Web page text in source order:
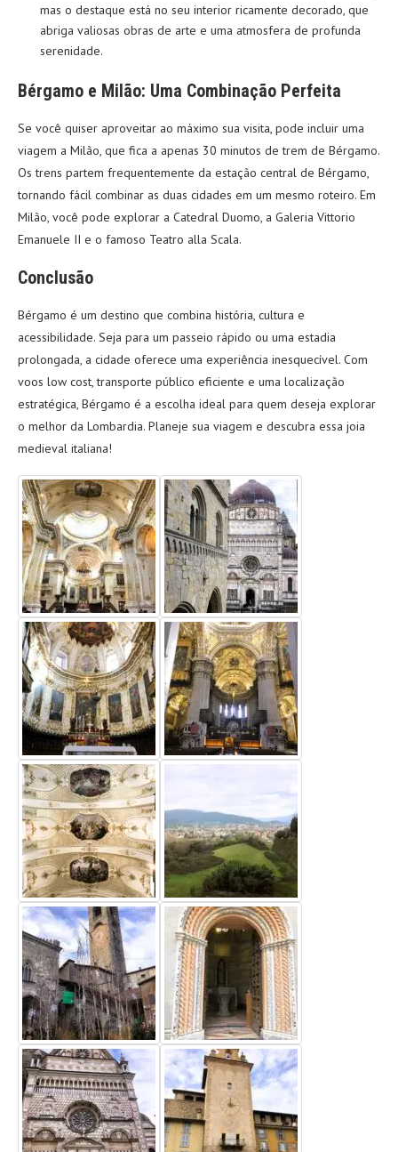
mas o destaque está no seu interior ricamente decorado, que
abriga valiosas obras de arte e uma atmosfera de profunda
serenidade.
Bérgamo e Milão: Uma Combinação Perfeita
Se você quiser aproveitar ao máximo sua visita, pode incluir uma
viagem a Milão, que fica a apenas 30 minutos de trem de Bérgamo.
Os trens partem frequentemente da estação central de Bérgamo,
tornando fácil combinar as duas cidades em um mesmo roteiro. Em
Milão, você pode explorar a Catedral Duomo, a Galeria Vittorio
Emanuele II e o famoso Teatro alla Scala.
Conclusão
Bérgamo é um destino que combina história, cultura e
acessibilidade. Seja para um passeio rápido ou uma estadia
prolongada, a cidade oferece uma experiência inesquecível. Com
voos low cost, transporte público eficiente e uma localização
estratégica, Bérgamo é a escolha ideal para quem deseja explorar
o melhor da Lombardia. Planeje sua viagem e descubra essa joia
medieval italiana!